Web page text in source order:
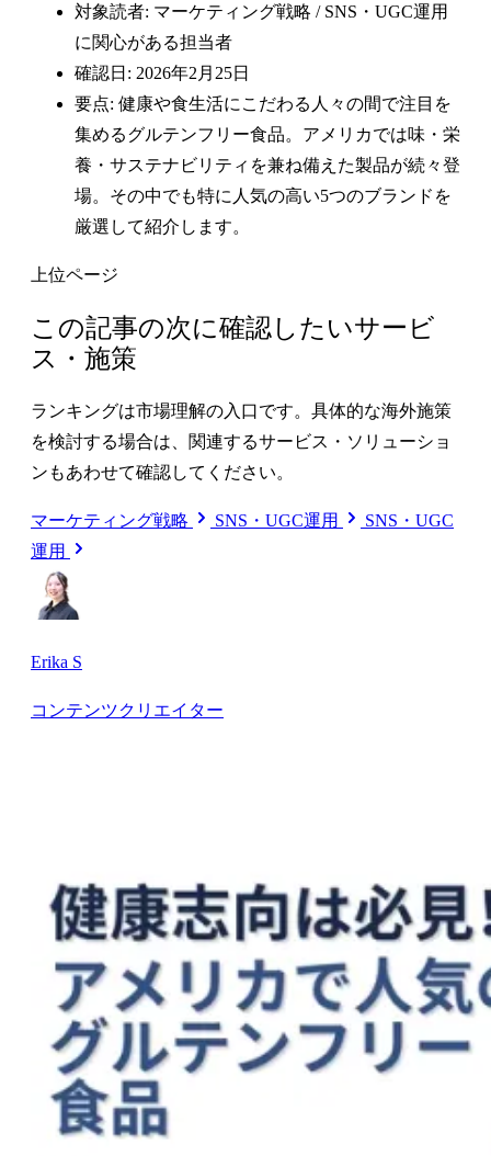
対象読者: マーケティング戦略 / SNS・UGC運用
に関心がある担当者
確認日: 2026年2月25日
要点: 健康や食生活にこだわる人々の間で注目を
集めるグルテンフリー食品。アメリカでは味・栄
養・サステナビリティを兼ね備えた製品が続々登
場。その中でも特に人気の高い5つのブランドを
厳選して紹介します。
上位ページ
この記事の次に確認したいサービ
ス・施策
ランキングは市場理解の入口です。具体的な海外施策
を検討する場合は、関連するサービス・ソリューショ
ンもあわせて確認してください。
マーケティング戦略 SNS・UGC運用
SNS・UGC
運用
Erika S
コンテンツクリエイター